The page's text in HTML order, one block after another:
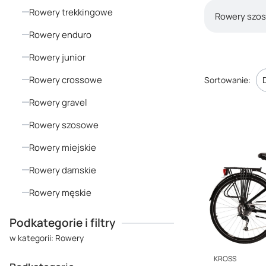
Rowery trekkingowe
Rowery enduro
Rowery junior
Rowery crossowe
Rowery gravel
Rowery szosowe
Rowery miejskie
Rowery damskie
Rowery męskie
Podkategorie i filtry
w kategorii: Rowery
Rowery
Lista
Sortowanie:
PRODUCENT
KROSS